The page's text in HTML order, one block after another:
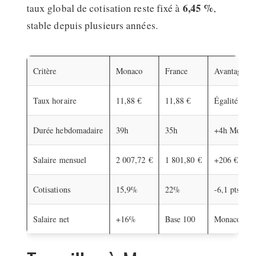
taux global de cotisation reste fixé à 6,45 %,
stable depuis plusieurs années.
Critère Monaco France Avantage
Taux horaire 11,88 € 11,88 € Égalité
Durée hebdomadaire 39h 35h +4h Monaco
Salaire mensuel 2 007,72 € 1 801,80 € +206 €
Cotisations 15,9% 22% -6,1 pts
Salaire net +16% Base 100 Monaco